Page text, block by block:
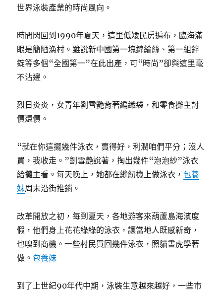
世界泳裝產業的時尚風向。
時間閃回到1990年夏天，這里低矮民房遍布，臨海滿
眼是簡陋漁村。雖說新中國第一塊錦綸絲、第一組鋅
錠等多個“全國第一”在此出產，可“時尚”卻與這里毫
不沾邊。
烈日炎炎，女青年劉雪艷背著編織袋，和零食攤主討
價還價。
“就在你這擺幾件泳衣，賣得好，利潤咱們平分；沒人
買，我收走。”劉雪艷說著，掏出幾件“泡泡紗”泳衣
給攤主看。每天晚上，她都在縫紉機上做泳衣，包養
妹周末沿街推銷。
改革開放之初，每到夏天，各地游客來葫蘆島海濱度
假，他們身上花花綠綠的泳衣，讓當地人既感新奇，
也嗅到商機。一些村民買回幾件泳衣，照貓畫虎學著
做。包養妹
到了上世紀90年代中期，泳裝生意越來越好，一些市